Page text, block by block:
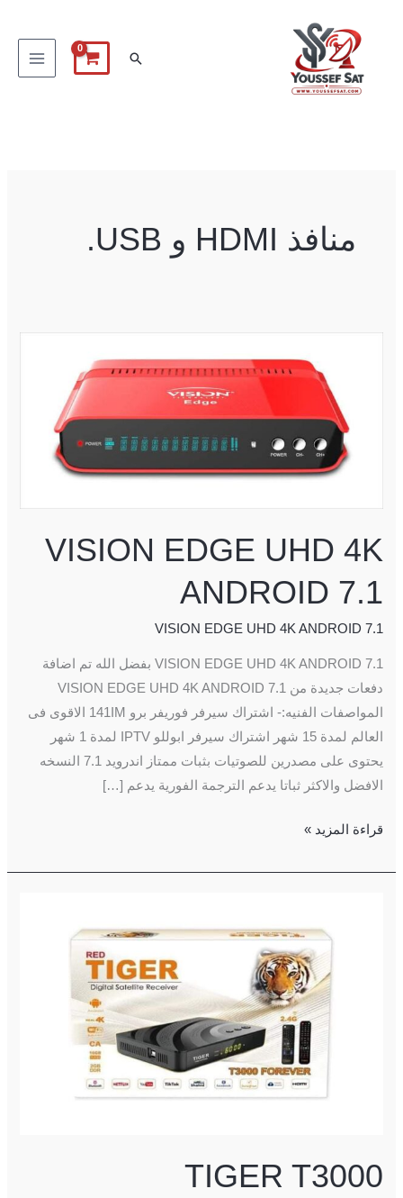
البحث
منافذ HDMI و USB.
VISION EDGE UHD 4K
ANDROID 7.1
VISION EDGE UHD 4K ANDROID 7.1
VISION EDGE UHD 4K ANDROID 7.1 بفضل الله تم اضافة
دفعات جديدة من VISION EDGE UHD 4K ANDROID 7.1
المواصفات الفنيه:- اشتراك سيرفر فوريفر برو 141IM الاقوى فى
العالم لمدة 15 شهر اشتراك سيرفر ابوللو IPTV لمدة 1 شهر
يحتوى على مصدرين للصوتيات بثبات ممتاز اندرويد 7.1 النسخه
الافضل والاكثر ثباتا يدعم الترجمة الفورية يدعم […]
ANDROID
قراءة المزيد »
TIGER T3000